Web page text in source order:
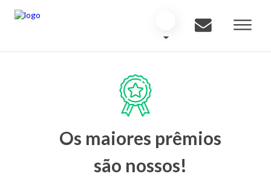
Os maiores prêmios
são nossos!